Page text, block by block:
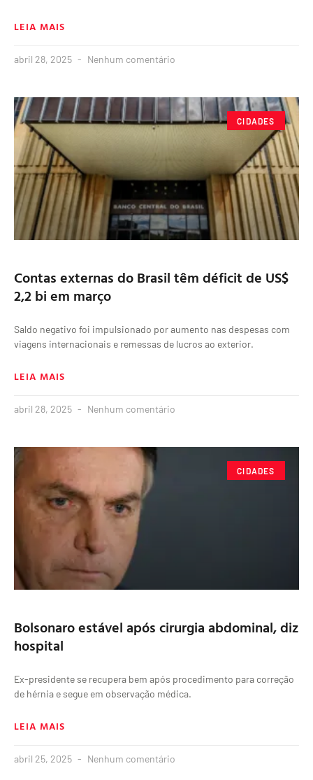
LEIA MAIS
abril 28, 2025 Nenhum comentário
CIDADES
Contas externas do Brasil têm déficit de US$
2,2 bi em março
Saldo negativo foi impulsionado por aumento nas despesas com
viagens internacionais e remessas de lucros ao exterior.
LEIA MAIS
abril 28, 2025 Nenhum comentário
CIDADES
Bolsonaro estável após cirurgia abdominal, diz
hospital
Ex-presidente se recupera bem após procedimento para correção
de hérnia e segue em observação médica.
LEIA MAIS
abril 25, 2025 Nenhum comentário